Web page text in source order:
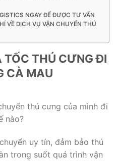
NGAY ĐỂ ĐƯỢC TƯ VẤN
VỀ DỊCH VỤ VẬN CHUYỂN THÚ
TỐC THÚ CƯNG ĐI
CÀ MAU
thú cưng của mình đi
nào?
uy tín, đảm bảo thú
trong suốt quá trình vận